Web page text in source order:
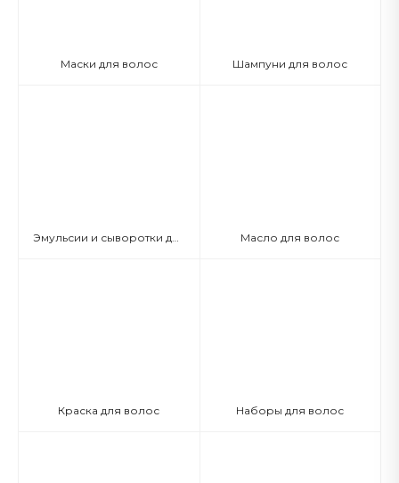
Маски для волос Шампуни для волос
Масло для волос
Краска для волос Наборы для волос